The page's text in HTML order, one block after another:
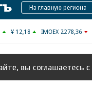
КоммерсантъНа главную региона
¥ 12,18 IMOEX 2278,36
вы соглашаетесь с